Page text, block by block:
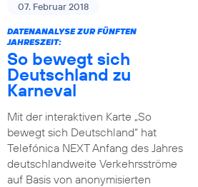
07. Februar 2018
DATENANALYSE ZUR FÜNFTEN
JAHRESZEIT:
So bewegt sich
Deutschland zu
Karneval
Mit der interaktiven Karte „So
bewegt sich Deutschland“ hat
Telefónica NEXT Anfang des Jahres
deutschlandweite Verkehrsströme
auf Basis von anonymisierten